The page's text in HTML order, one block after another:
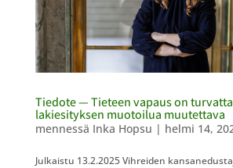
Tiedote — Tieteen vapaus on
lakiesityksen muotoilua muutettava
mennessä Inka Hopsu | helmi 14,
Julkaistu 13.2.2025 Vihreiden